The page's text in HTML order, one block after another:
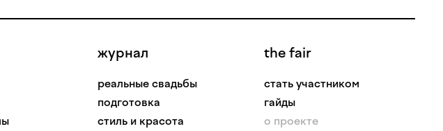
журнал
реальные свадьбы
подготовка
стиль и красота
the fair
стать участником
гайды
о проекте